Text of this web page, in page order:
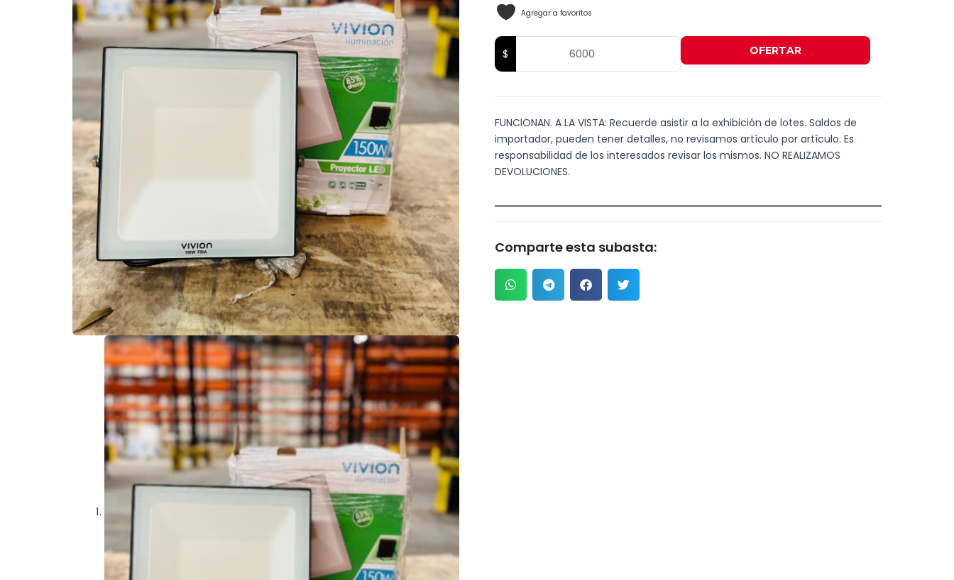
Agregar a favoritos
OFERTAR
FUNCIONAN. A LA VISTA: Recuerde asistir a la exhibición de lotes. Saldos de
importador, pueden tener detalles, no revisamos artículo por artículo. Es
responsabilidad de los interesados revisar los mismos. NO REALIZAMOS
DEVOLUCIONES.
Comparte esta subasta: